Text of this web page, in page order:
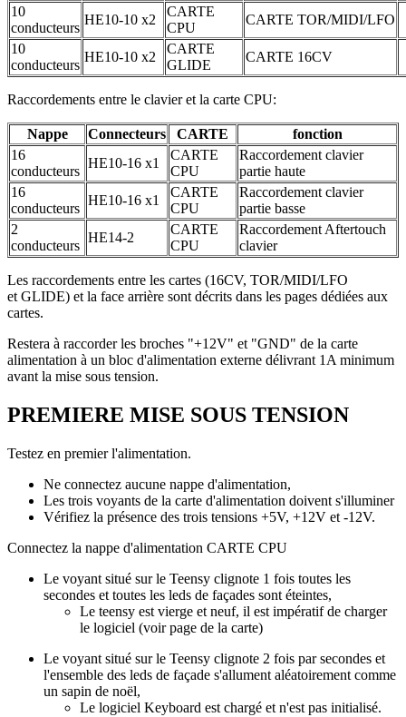
10
conducteurs
HE10-10 x2
CARTE
CPU
CARTE TOR/MIDI/LFO
10
conducteurs
HE10-10 x2
CARTE
GLIDE
CARTE 16CV
Raccordements entre le clavier et la carte CPU:
Nappe Connecteurs CARTE
fonction
16
conducteurs
HE10-16 x1
CARTE
CPU
Raccordement clavier
partie haute
16
conducteurs
HE10-16 x1
CARTE
CPU
Raccordement clavier
partie basse
2
conducteurs
HE14-2
CARTE
CPU
Raccordement Aftertouch
clavier
Les raccordements entre les cartes (16CV, TOR/MIDI/LFO
et GLIDE) et la face arrière sont décrits dans les pages dédiées aux
cartes.
Restera à raccorder les broches "+12V" et "GND" de la carte
alimentation à un bloc d'alimentation externe délivrant 1A minimum
avant la mise sous tension.
PREMIERE MISE SOUS TENSION
Testez en premier l'alimentation.
Ne connectez aucune nappe d'alimentation,
Les trois voyants de la carte d'alimentation doivent s'illuminer
Vérifiez la présence des trois tensions +5V, +12V et -12V.
Connectez la nappe d'alimentation CARTE CPU
Le voyant situé sur le Teensy clignote 1 fois toutes les
secondes et toutes les leds de façades sont éteintes,
Le teensy est vierge et neuf, il est impératif de charger
le logiciel (voir page de la carte)
Le voyant situé sur le Teensy clignote 2 fois par secondes et
l'ensemble des leds de façade s'allument aléatoirement comme
un sapin de noël,
Le logiciel Keyboard est chargé et n'est pas initialisé.